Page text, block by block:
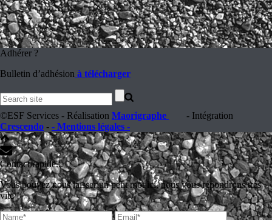
Adhérer ?
Bulletin d’adhésion à télécharger
©ESF Services - Réalisation Maorigraphe
- Intégration
Crescendo - - Mentions légales -
Contact rapide...
Vous pouvez nous laisser un petit mot ici, nous vous répondrons très
vite !